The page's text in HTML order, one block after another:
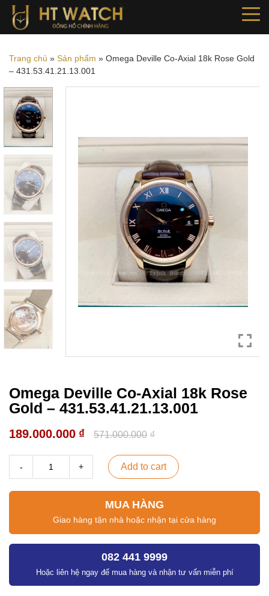
Trang chủ » Sản phẩm » Omega Deville Co-Axial 18k Rose Gold
– 431.53.41.21.13.001
Omega Deville Co-Axial 18k Rose
Gold – 431.53.41.21.13.001
189.000.000 ₫ 571.000.000 ₫
Add to cart
MUA HÀNG
Giao hàng tận nhà hoặc nhận tại cửa hàng
082 441 9999
Hoặc liên hệ ngay để mua hàng và nhận tư vấn miễn phí